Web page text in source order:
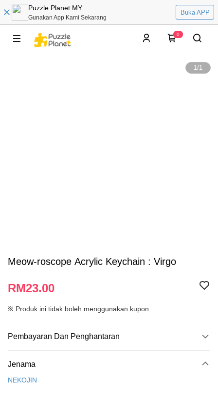
Puzzle Planet MY
Gunakan App Kami Sekarang
Buka APP
0
1/1
Meow-roscope Acrylic Keychain : Virgo
RM23.00
※ Produk ini tidak boleh menggunakan kupon.
Pembayaran Dan Penghantaran
Kad Kredit
Jenama
NEKOJIN